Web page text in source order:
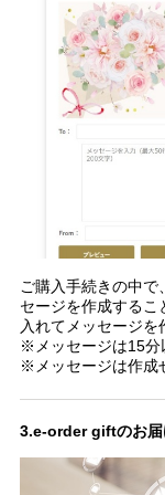
ご購入手続きの中
セージを作成するこ
入れてメッセージを
※メッセージは15分
※メッセージは作成
3.e-order giftのお届